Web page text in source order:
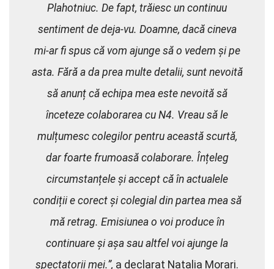
Plahotniuc. De fapt, trăiesc un continuu
sentiment de deja-vu. Doamne, dacă cineva
mi-ar fi spus că vom ajunge să o vedem și pe
asta. Fără a da prea multe detalii, sunt nevoită
să anunț că echipa mea este nevoită să
înceteze colaborarea cu N4. Vreau să le
mulțumesc colegilor pentru această scurtă,
dar foarte frumoasă colaborare. Înțeleg
circumstanțele și accept că în actualele
condiții e corect și colegial din partea mea să
mă retrag. Emisiunea o voi produce în
continuare și așa sau altfel voi ajunge la
spectatorii mei.”, a declarat Natalia Morari.